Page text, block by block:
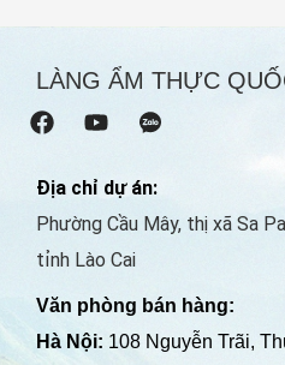
LÀNG ẨM THỰC
F
a
e
b
o
o
Y
o
t
b
e
Địa chỉ dự án:
Phường Cầu Mây, thị xã Sa
tỉnh Lào Cai
Văn phòng bán hàng:
Hà Nội: 108 Nguyễn Trãi,